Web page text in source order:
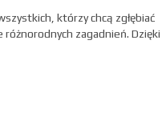
którzy chcą zgłębiać
zagadnień. Dzięki